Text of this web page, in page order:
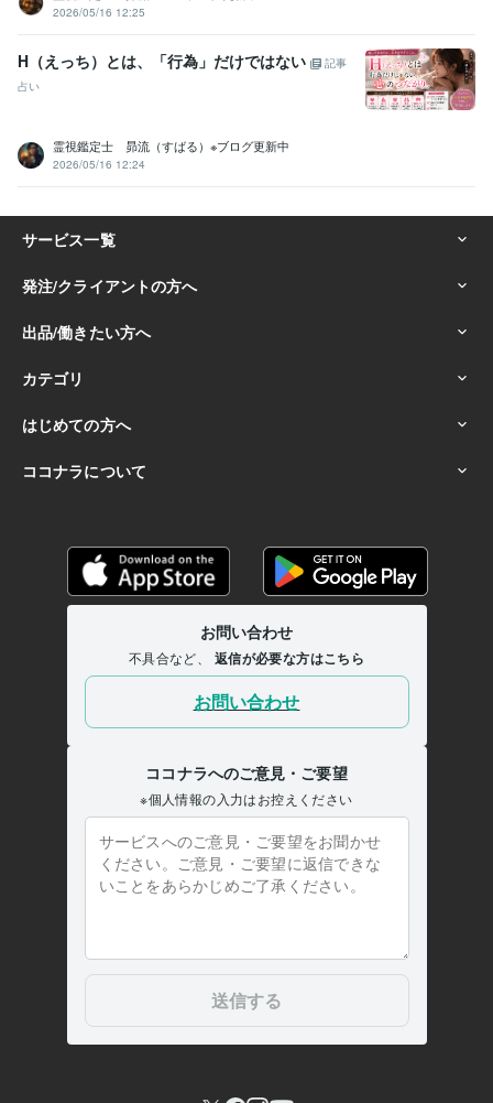
2026/05/16 12:25
H（えっち）とは、「行為」だけではない
記事
占い
霊視鑑定士 昴流（すばる）※ブログ更新中
2026/05/16 12:24